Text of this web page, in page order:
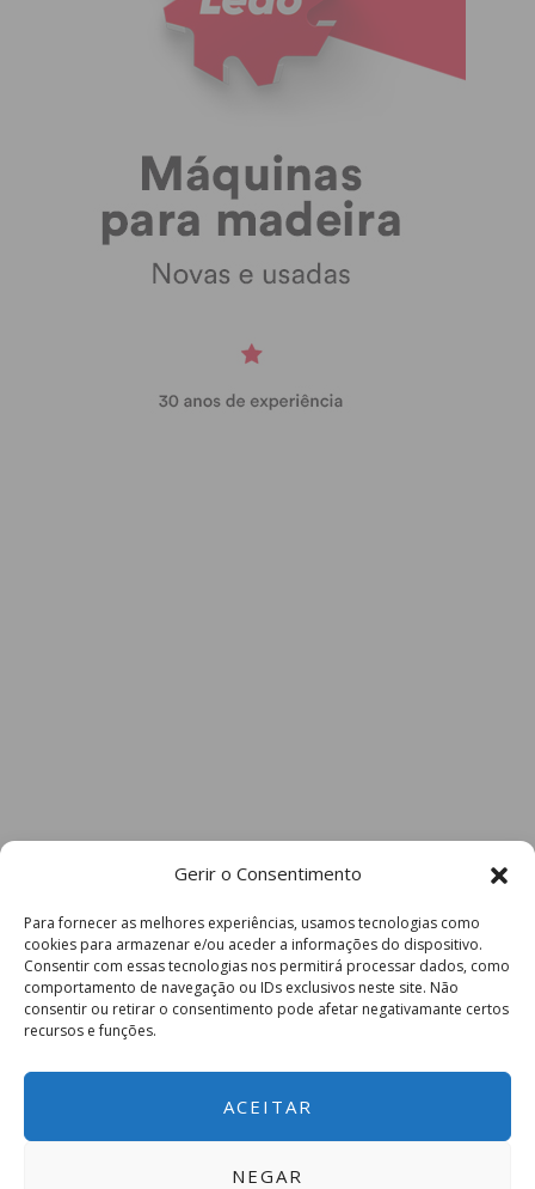
Gerir o Consentimento
Para fornecer as melhores experiências, usamos tecnologias como
cookies para armazenar e/ou aceder a informações do dispositivo.
Consentir com essas tecnologias nos permitirá processar dados, como
comportamento de navegação ou IDs exclusivos neste site. Não
consentir ou retirar o consentimento pode afetar negativamante certos
recursos e funções.
ACEITAR
NEGAR